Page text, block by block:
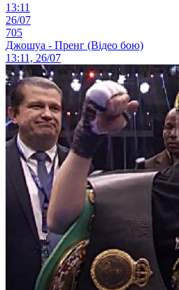
13:11
26/07
705
Джошуа - Пренг (Відео бою)
13:11, 26/07